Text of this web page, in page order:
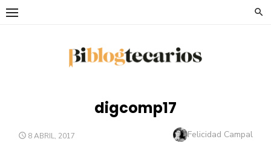
Saltar
digcomp17
PUBLICADO
8 ABRIL, 2017 Autor
Felicidad Campal